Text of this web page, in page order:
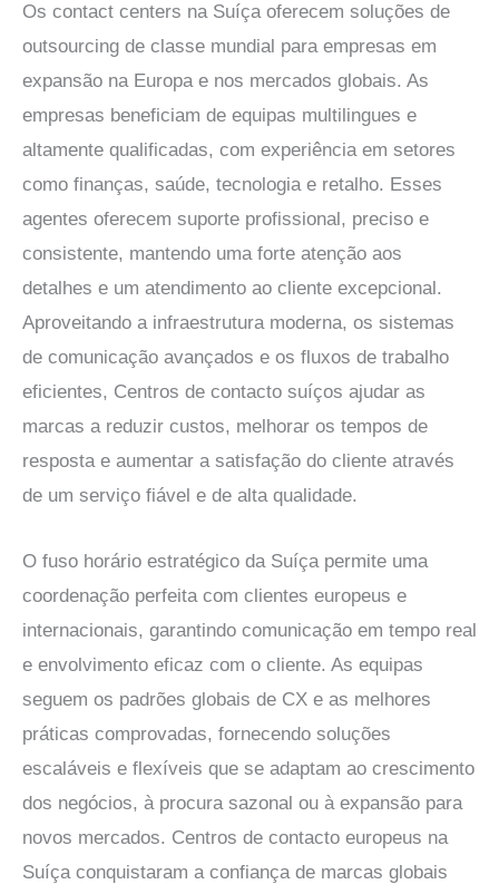
Os contact centers na Suíça oferecem soluções de
outsourcing de classe mundial para empresas em
expansão na Europa e nos mercados globais. As
empresas beneficiam de equipas multilingues e
altamente qualificadas, com experiência em setores
como finanças, saúde, tecnologia e retalho. Esses
agentes oferecem suporte profissional, preciso e
consistente, mantendo uma forte atenção aos
detalhes e um atendimento ao cliente excepcional.
Aproveitando a infraestrutura moderna, os sistemas
de comunicação avançados e os fluxos de trabalho
eficientes, Centros de contacto suíços ajudar as
marcas a reduzir custos, melhorar os tempos de
resposta e aumentar a satisfação do cliente através
de um serviço fiável e de alta qualidade.
O fuso horário estratégico da Suíça permite uma
coordenação perfeita com clientes europeus e
internacionais, garantindo comunicação em tempo real
e envolvimento eficaz com o cliente. As equipas
seguem os padrões globais de CX e as melhores
práticas comprovadas, fornecendo soluções
escaláveis e flexíveis que se adaptam ao crescimento
dos negócios, à procura sazonal ou à expansão para
novos mercados. Centros de contacto europeus na
Suíça conquistaram a confiança de marcas globais